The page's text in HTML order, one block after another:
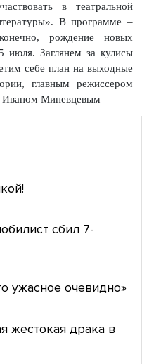
в театральной
В программе –
рождение новых
июля. Заглянем за кулисы
себе план на выходные
главным режиссером
Иваном Миневцевым
сбил 7-
ужасное очевидно»
жестокая драка в